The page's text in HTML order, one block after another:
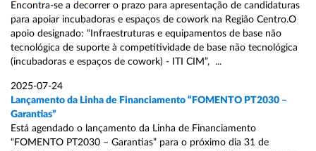
Encontra-se a decorrer o prazo para apresentação de candidaturas
para apoiar incubadoras e espaços de cowork na Região Centro.O
apoio designado: “Infraestruturas e equipamentos de base não
tecnológica de suporte à competitividade de base não tecnológica
(incubadoras e espaços de cowork) - ITI CIM”, ...
2025-07-24
Lançamento da Linha de Financiamento “FOMENTO PT2030 –
Garantias”
Está agendado o lançamento da Linha de Financiamento
“FOMENTO PT2030 – Garantias” para o próximo dia 31 de